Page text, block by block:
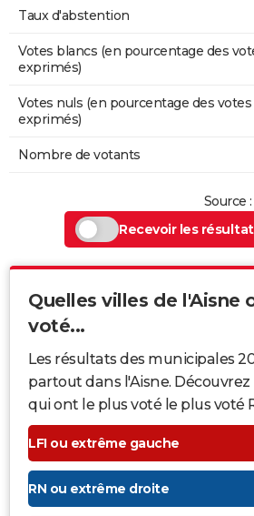
Taux d'abstention
Votes blancs (en pourcentage des
exprimés)
Votes nuls (en pourcentage des votes
exprimés)
Nombre de votants
Source :
Recevoir les
Quelles villes de l'Aisne
voté...
Les résultats des municipales
partout dans l'Aisne.
qui ont le plus voté le plus voté
LFI ou extrême gauche
RN ou extrême droite